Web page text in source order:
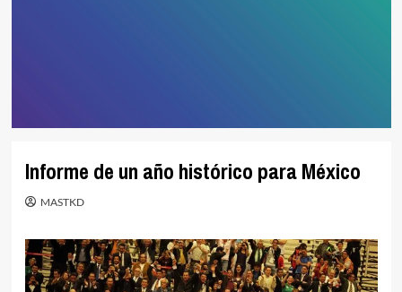
Informe de un año histórico para México
MASTKD